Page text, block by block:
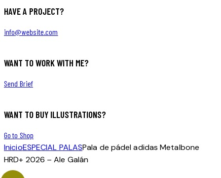
HAVE A PROJECT?
info@website.com
WANT TO WORK WITH ME?
Send Brief
WANT TO BUY ILLUSTRATIONS?
Go to Shop
InicioESPECIAL PALASPala de pádel adidas Metalbone
HRD+ 2026 – Ale Galán